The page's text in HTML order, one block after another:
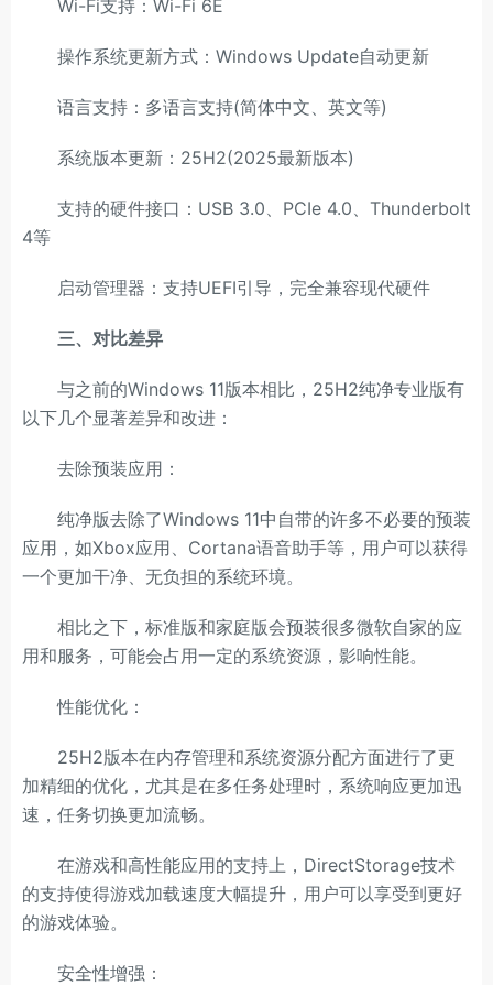
Wi-Fi支持：Wi-Fi 6E
操作系统更新方式：Windows Update自动更新
语言支持：多语言支持(简体中文、英文等)
系统版本更新：25H2(2025最新版本)
支持的硬件接口：USB 3.0、PCIe 4.0、Thunderbolt
4等
启动管理器：支持UEFI引导，完全兼容现代硬件
三、对比差异
与之前的Windows 11版本相比，25H2纯净专业版有
以下几个显著差异和改进：
去除预装应用：
纯净版去除了Windows 11中自带的许多不必要的预装
应用，如Xbox应用、Cortana语音助手等，用户可以获得
一个更加干净、无负担的系统环境。
相比之下，标准版和家庭版会预装很多微软自家的应
用和服务，可能会占用一定的系统资源，影响性能。
性能优化：
25H2版本在内存管理和系统资源分配方面进行了更
加精细的优化，尤其是在多任务处理时，系统响应更加迅
速，任务切换更加流畅。
在游戏和高性能应用的支持上，DirectStorage技术
的支持使得游戏加载速度大幅提升，用户可以享受到更好
的游戏体验。
安全性增强：